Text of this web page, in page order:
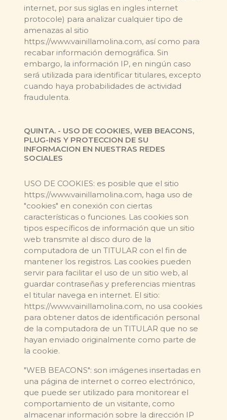
internet, por sus siglas en ingles internet
protocole) para analizar cualquier tipo de
amenazas al sitio
https://www.vainillamolina.com, así como para
recabar información demográfica. Sin
embargo, la información IP, en ningún caso
será utilizada para identificar titulares, excepto
cuando haya probabilidades de actividad
fraudulenta.
QUINTA. - USO DE COOKIES, WEB BEACONS,
PLUG-INS Y PROTECCION DE SU
INFORMACION EN NUESTRAS REDES
SOCIALES
USO DE COOKIES: es posible que el sitio
https://www.vainillamolina.com, haga uso de
"cookies" en conexión con ciertas
características o funciones. Las cookies son
tipos específicos de información que un sitio
web transmite al disco duro de la
computadora de un TITULAR con el fin de
mantener los registros. Las cookies pueden
servir para facilitar el uso de un sitio web, al
guardar contraseñas y preferencias mientras
el titular navega en internet. El sitio:
https://www.vainillamolina.com, no usa cookies
para obtener datos de identificación personal
de la computadora de un TITULAR que no se
hayan enviado originalmente como parte de
la cookie.
"WEB BEACONS": son imágenes insertadas en
una página de internet o correo electrónico,
que puede ser utilizado para monitorear el
comportamiento de un visitante, como
almacenar información sobre la dirección IP